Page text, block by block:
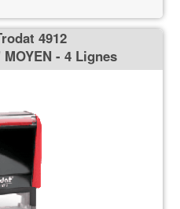
4912
- 4 Lignes